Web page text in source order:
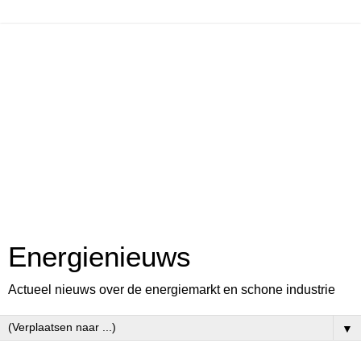
Energienieuws
Actueel nieuws over de energiemarkt en schone industrie
▼